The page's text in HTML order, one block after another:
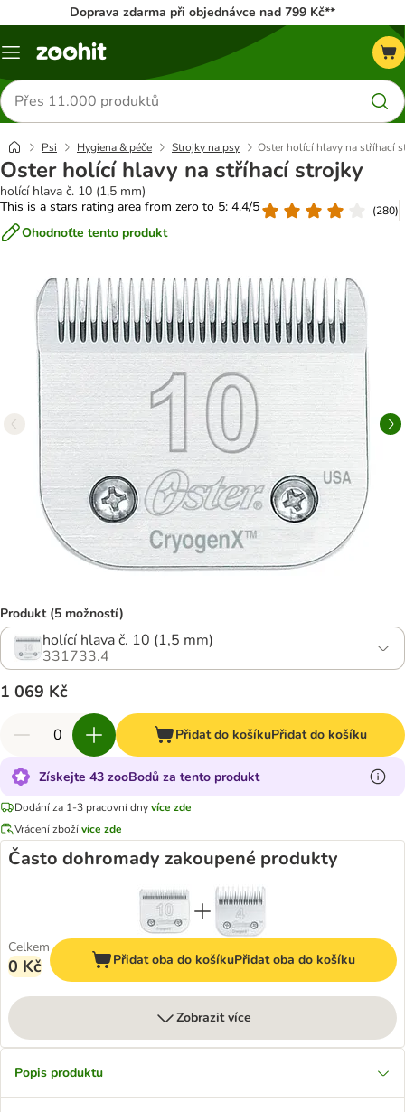
Doprava zdarma při objednávce nad 799 Kč**
Menu
Hledat
produkty
Psi Hygiena & péče Strojky na psy Oster holící hlavy na stříhací
Oster holící hlavy na stříhací strojky
holící hlava č. 10 (1,5 mm)
This is a stars rating area from zero to 5: 4.4/5
(280)
Ohodnoťte tento produkt
Produkt (5 možností)
holící hlava č. 10 (1,5 mm)
331733.4
1 069 Kč
Přidat do košíkuPřidat do košíku
Získejte 43 zooBodů za tento produkt
Dodání za 1-3 pracovní dnyvíce zde
Vrácení zbožívíce zde
Často dohromady zakoupené produkty
Celkem
0 Kč Přidat oba do košíkuPřidat oba do košíku
Zobrazit více
Popis produktu